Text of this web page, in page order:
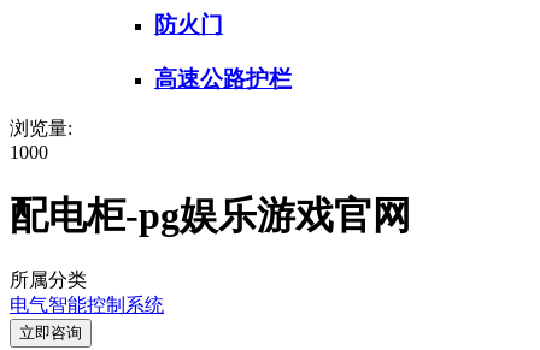
防火门
高速公路护栏
浏览量:
1000
配电柜-pg娱乐游戏官网
所属分类
电气智能控制系统
立即咨询